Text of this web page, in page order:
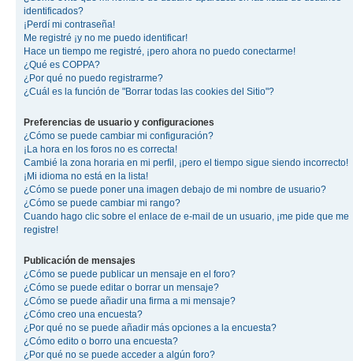
identificados?
¡Perdí mi contraseña!
Me registré ¡y no me puedo identificar!
Hace un tiempo me registré, ¡pero ahora no puedo conectarme!
¿Qué es COPPA?
¿Por qué no puedo registrarme?
¿Cuál es la función de "Borrar todas las cookies del Sitio"?
Preferencias de usuario y configuraciones
¿Cómo se puede cambiar mi configuración?
¡La hora en los foros no es correcta!
Cambié la zona horaria en mi perfil, ¡pero el tiempo sigue siendo incorrecto!
¡Mi idioma no está en la lista!
¿Cómo se puede poner una imagen debajo de mi nombre de usuario?
¿Cómo se puede cambiar mi rango?
Cuando hago clic sobre el enlace de e-mail de un usuario, ¡me pide que me
registre!
Publicación de mensajes
¿Cómo se puede publicar un mensaje en el foro?
¿Cómo se puede editar o borrar un mensaje?
¿Cómo se puede añadir una firma a mi mensaje?
¿Cómo creo una encuesta?
¿Por qué no se puede añadir más opciones a la encuesta?
¿Cómo edito o borro una encuesta?
¿Por qué no se puede acceder a algún foro?